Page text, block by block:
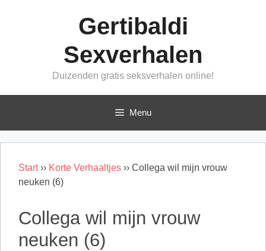
Gertibaldi
Sexverhalen
Duizenden gratis seksverhalen online!
Menu
Start›› Korte Verhaaltjes ›› Collega wil mijn vrouw
neuken (6)
Collega wil mijn vrouw
neuken (6)